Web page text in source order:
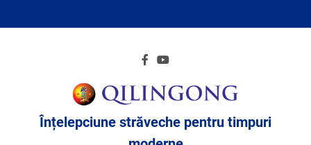
Înțelepciune străveche pentru timpuri